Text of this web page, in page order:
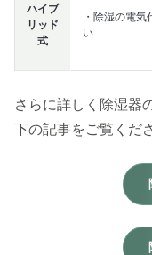
ハイブ
リッド
式
・除湿の電
い
さらに詳しく除湿器
下の記事をご覧くだ